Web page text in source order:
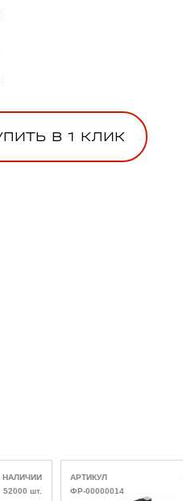
В 1 КЛИК
НАЛИЧИИ
52000 шт.
АРТИКУЛ
ФР-00000014